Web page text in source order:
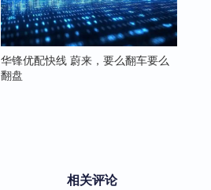
华锋优配快线 蔚来，要么翻车要么
翻盘
相关评论